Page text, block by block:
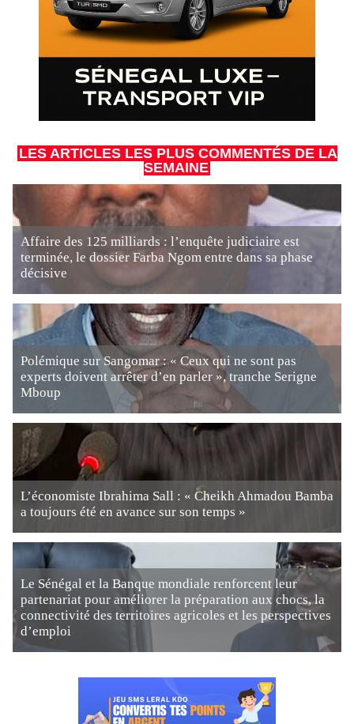
LES ARTICLES LES PLUS COMMENTÉS DE LA
SEMAINE
Affaire des 125 milliards : l’enquête judiciaire est
terminée, le dossier Farba Ngom entre dans sa phase
décisive
Polémique sur Sangomar : « Ceux qui ne sont pas
experts doivent arrêter d’en parler », tranche Serigne
Mboup
L’économiste Ibrahima Sall : « Cheikh Ahmadou Bamba
a toujours été en avance sur son temps »
Le Sénégal et la Banque mondiale renforcent leur
partenariat pour améliorer la préparation aux chocs, la
connectivité des territoires agricoles et les perspectives
d’emploi